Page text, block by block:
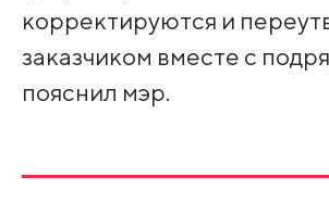
корректируются и
заказчиком вместе с
пояснил мэр.